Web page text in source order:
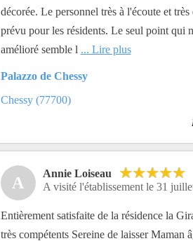
décorée. Le personnel très à l'écoute et
prévu pour les résidents. Le seul point qui
amélioré semble l ... Lire plus
Palazzo de Chessy
Chessy (77700)
A
Annie Loiseau
A visité l'établissement le 31
Entièrement satisfaite de la résidence la
très compétents Sereine de laisser Maman